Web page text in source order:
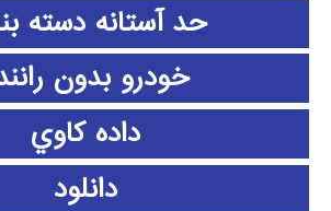
حد آستانه دسته
خودرو بدون
داده كاوي
دانلود